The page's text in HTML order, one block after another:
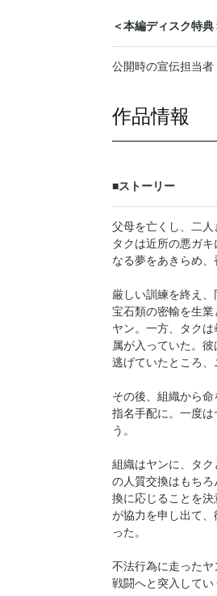
＜本編ディスク特典
公開時の宣伝担当
作品情報
■ストーリー
父母を亡くし、二
タクは近所の悪ガ
なる夢をあきらめ、
厳しい訓練を終え
宝石類の密輸を生
ヤン。一方、タク
属が入っていた。
逃げていたところ、
その後、組織から
指名手配に。一度
う。
組織はヤンに、タ
の人質交換はもち
換に応じることを
が協力を申し出て
った。
不法行為に走った
戦闘へと突入してい